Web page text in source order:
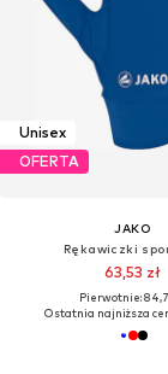
Unisex
OFERTA
JAKO
Rękawiczki
63,53 zł
Pierwotnie:
Ostatnia najniższa